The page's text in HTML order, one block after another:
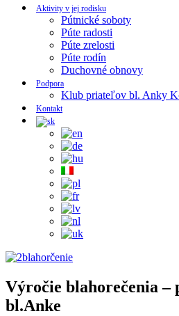
Aktivity v jej rodisku
Pútnické soboty
Púte radosti
Púte zrelosti
Púte rodín
Duchovné obnovy
Podpora
Klub priateľov bl. Anky
Kontakt
Výročie blahorečenia –
bl.Anke